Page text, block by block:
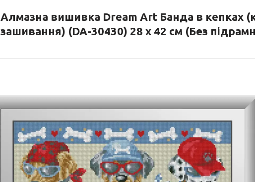
Алмазна вишивка Dream Art Банда в кепках
зашивання) (DA-30430) 28 х 42 см (Без